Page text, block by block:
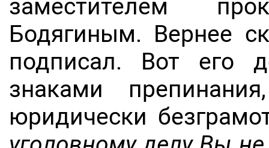
заместителем
Бодягиным. Вернее
подписал. Вот его
знаками
юридически